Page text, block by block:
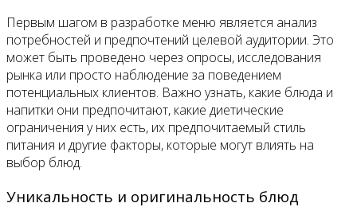
Первым шагом в разработке меню является анализ
потребностей и предпочтений целевой аудитории. Это
может быть проведено через опросы, исследования
рынка или просто наблюдение за поведением
потенциальных клиентов. Важно узнать, какие блюда и
напитки они предпочитают, какие диетические
ограничения у них есть, их предпочитаемый стиль
питания и другие факторы, которые могут влиять на
выбор блюд.
Уникальность и оригинальность блюд